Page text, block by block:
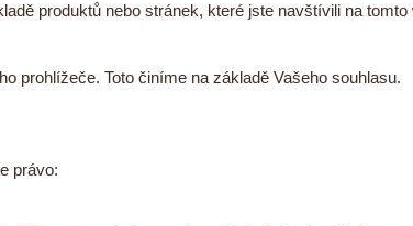
produktů nebo stránek, které jste navštívili na
prohlížeče. Toto činíme na základě Vašeho souhlasu.
právo: